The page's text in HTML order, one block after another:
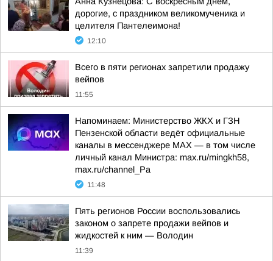
дорогие, с праздником великомученика и
целителя Пантелеимона!
12:10
Всего в пяти регионах запретили продажу
вейпов
11:55
Напоминаем: Министерство ЖКХ и ГЗН
Пензенской области ведёт официальные
каналы в мессенджере МАХ — в том числе
личный канал Министра: max.ru/mingkh58,
max.ru/channel_Pa
11:48
Пять регионов России воспользовались
законом о запрете продажи вейпов и
жидкостей к ним — Володин
11:39